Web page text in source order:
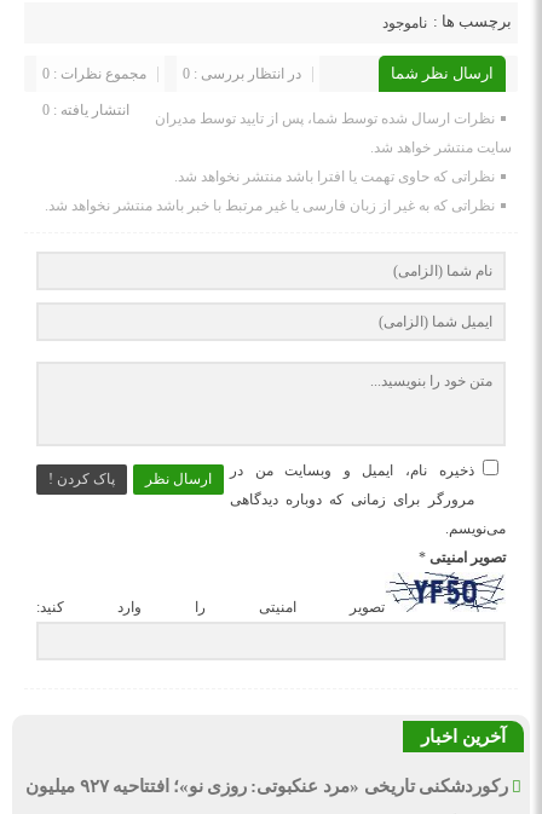
برچسب ها : ناموجود
ارسال نظر شما مجموع نظرات : 0 در انتظار بررسی : 0
انتشار یافته : 0
نظرات ارسال شده توسط شما، پس از تایید توسط مدیران
سایت منتشر خواهد شد.
نظراتی که حاوی تهمت یا افترا باشد منتشر نخواهد شد.
نظراتی که به غیر از زبان فارسی یا غیر مرتبط با خبر باشد منتشر نخواهد شد.
ارسال نظر پاک کردن !
ذخیره نام، ایمیل و وبسایت من در
مرورگر برای زمانی که دوباره دیدگاهی
می‌نویسم.
تصویر امنیتی *
تصویر امنیتی را وارد کنید:
آخرین اخبار
رکوردشکنی تاریخی «مرد عنکبوتی: روزی نو»؛ افتتاحیه ۹۲۷ میلیون